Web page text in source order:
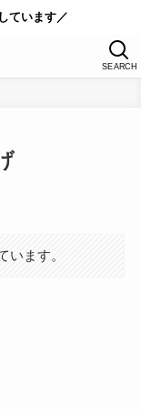
ています／
SEARCH
います。